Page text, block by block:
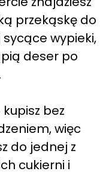
przekąskę do
wypieki,
deser po
bez
więc
do jednej z
cukierni i